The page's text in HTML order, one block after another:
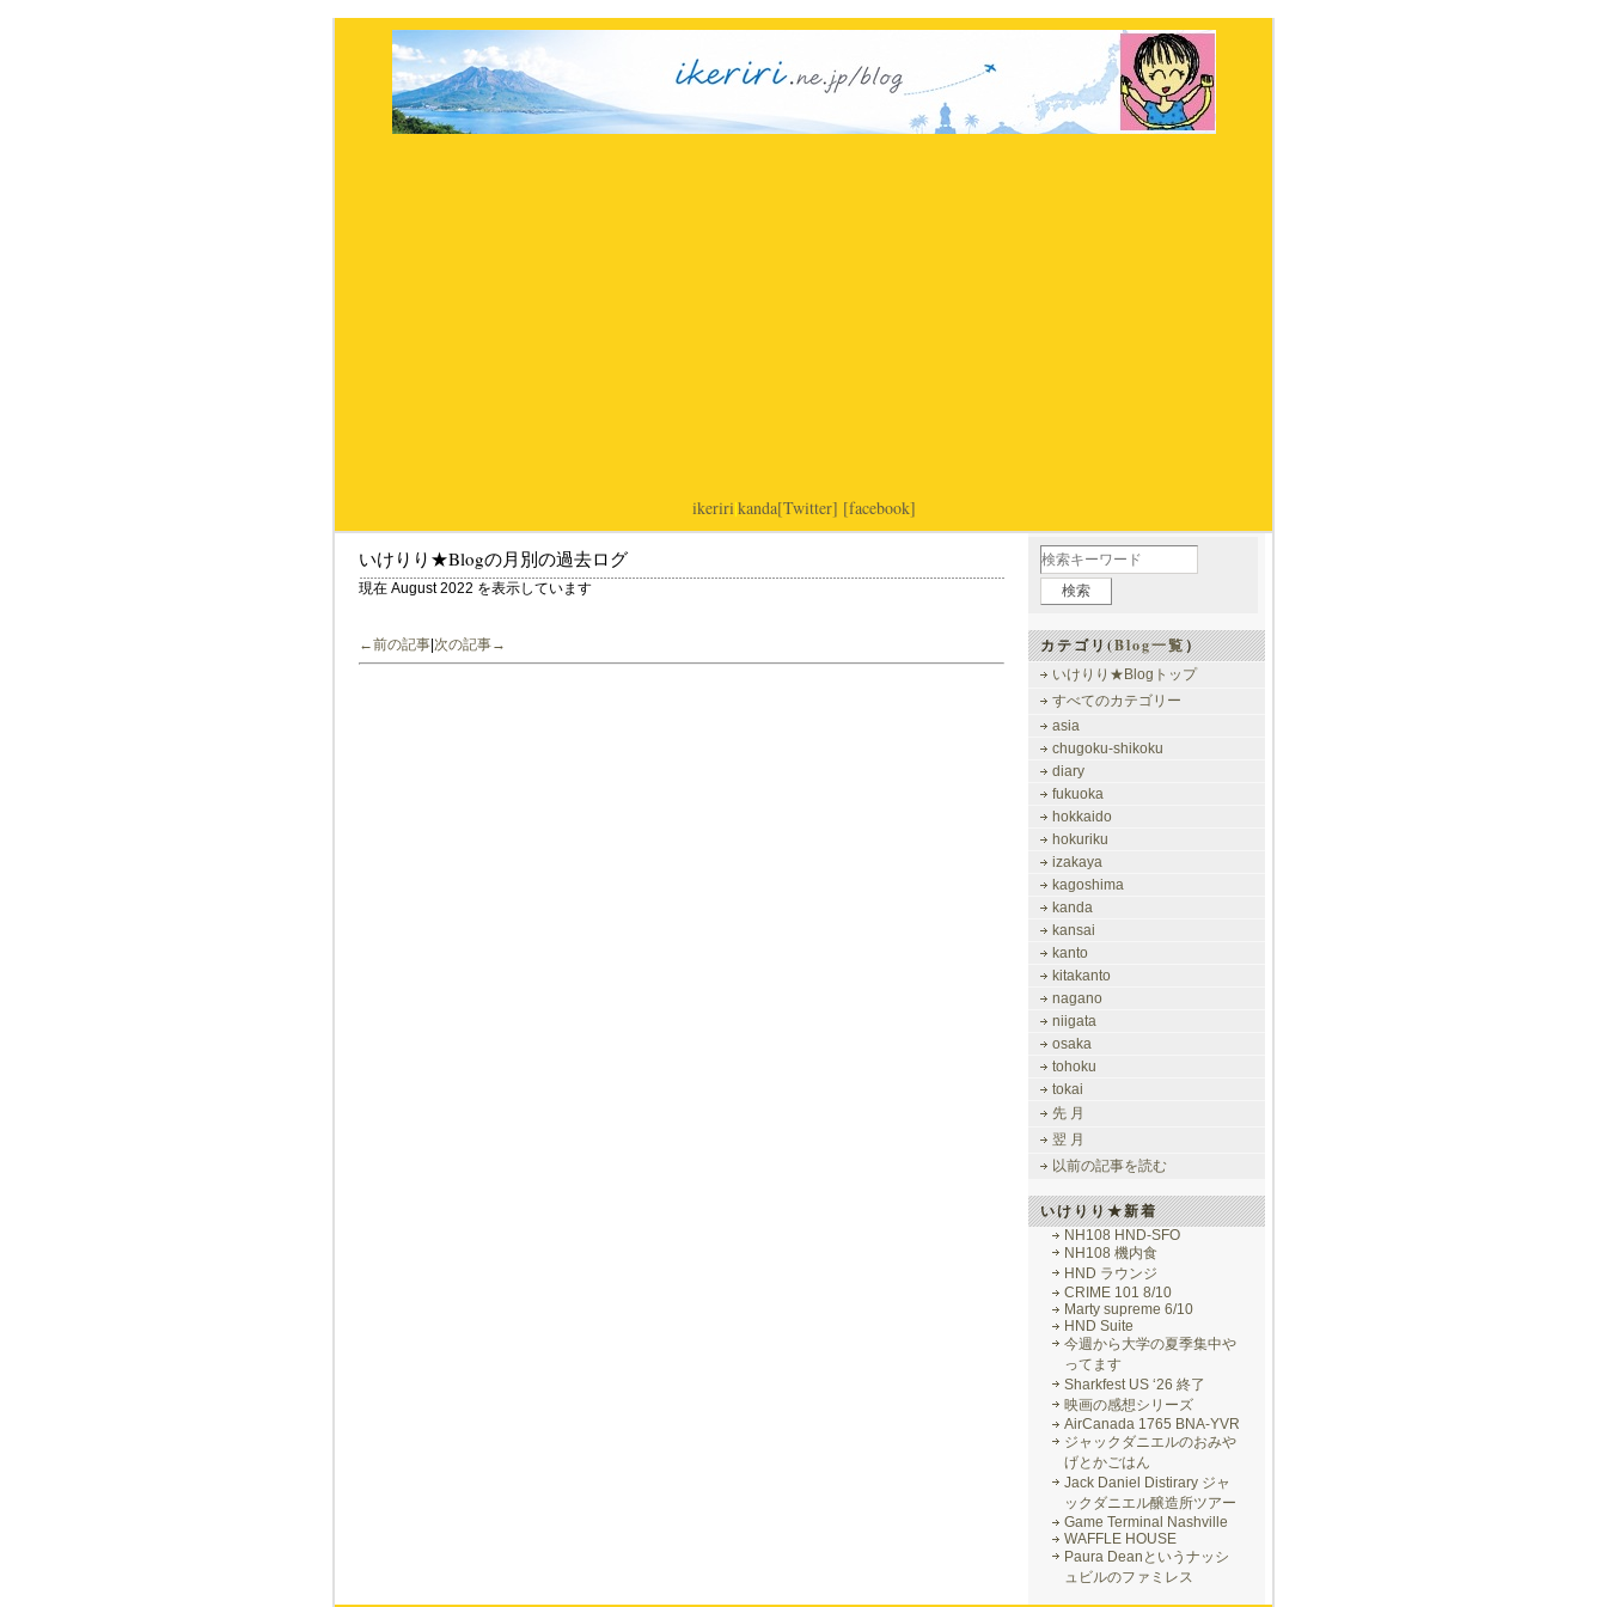
ikeriri|kanda[Twitter] [facebook]
いけりり★Blogの月別の過去ログ
現在 August 2022 を表示しています
←前の記事 次の記事→ カテゴリ(Blog一覧）
いけりり★Blogトップ
すべてのカテゴリー
asia
chugoku-shikoku
diary
fukuoka
hokkaido
hokuriku
izakaya
kagoshima
kanda
kansai
kanto
kitakanto
nagano
niigata
osaka
tohoku
tokai
先 月
翌 月
以前の記事を読む
いけりり★新着
NH108 HND-SFO
NH108 機内食
HND ラウンジ
CRIME 101 8/10
Marty supreme 6/10
HND Suite
今週から大学の夏季集中や
ってます
Sharkfest US ‘26 終了
映画の感想シリーズ
AirCanada 1765 BNA-YVR
ジャックダニエルのおみや
げとかごはん
Jack Daniel Distirary ジャ
ックダニエル醸造所ツアー
Game Terminal Nashville
WAFFLE HOUSE
Paura Deanというナッシ
ュビルのファミレス